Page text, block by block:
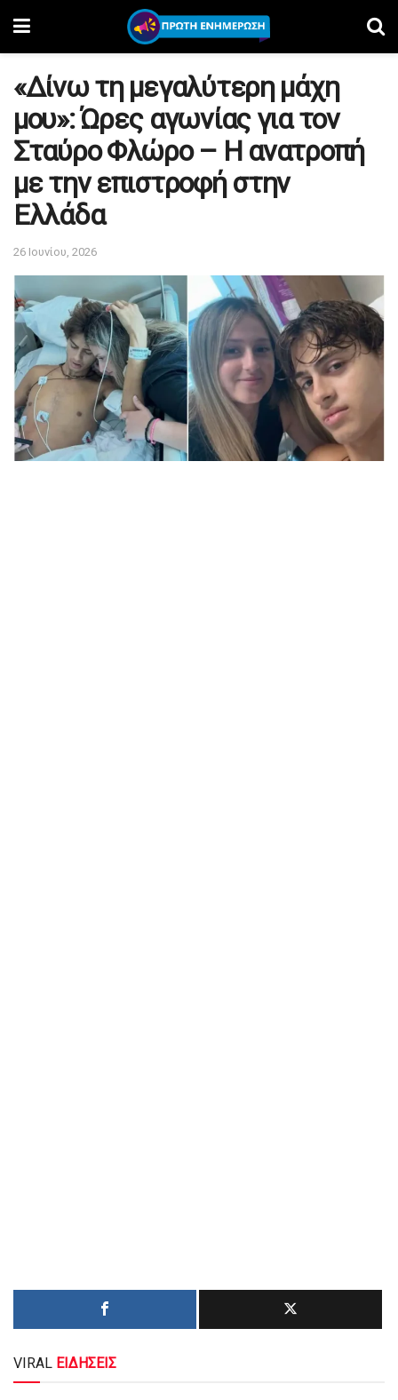
«Δίνω τη μεγαλύτερη μάχη
μου»: Ώρες αγωνίας για τον
Σταύρο Φλώρο – Η ανατροπή
με την επιστροφή στην
Ελλάδα
26 Ιουνίου, 2026
VIRAL ΕΙΔΗΣΕΙΣ